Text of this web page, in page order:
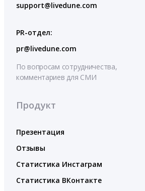
support@livedune.com
PR-отдел:
pr@livedune.com
По вопросам сотрудничества,
комментариев для СМИ
Продукт
Презентация
Отзывы
Статистика Инстаграм
Статистика ВКонтакте